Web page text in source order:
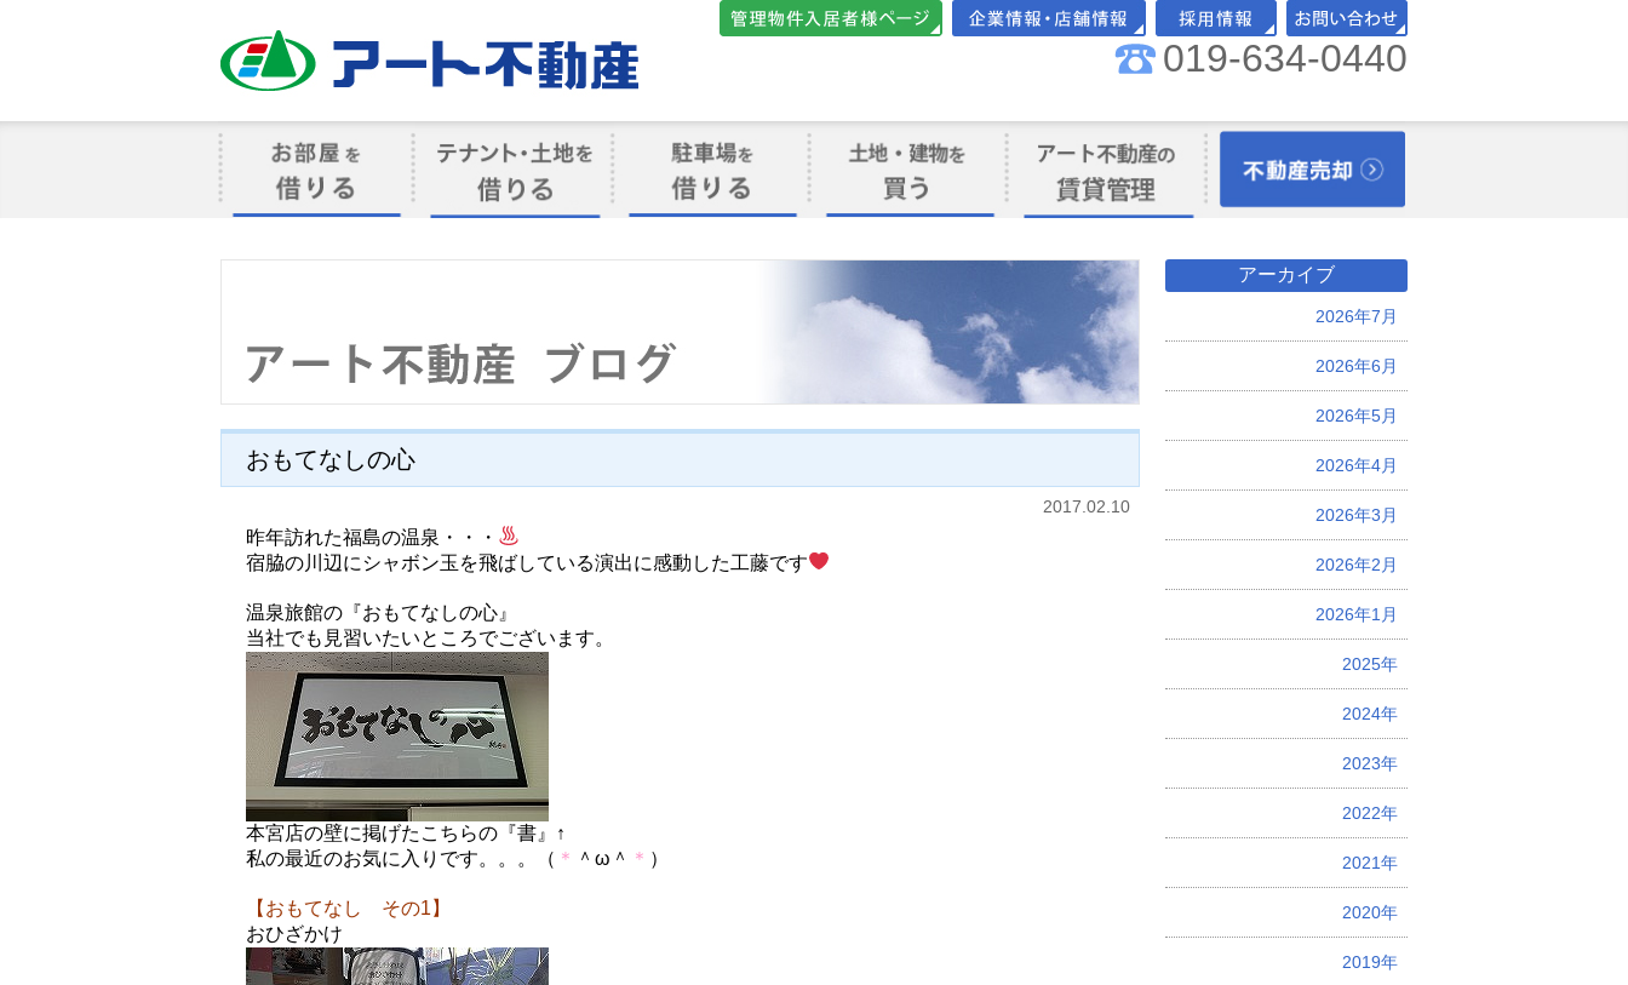
アート不動産
会社案内・店舗情報 採用情報 お問い合わせ
019-634-0440
け
おもてなしの心
2017.02.10
昨年訪れた福島の温泉・・・
宿脇の川辺にシャボン玉を飛ばしている演出に感動した工藤です
温泉旅館の『おもてなしの心』
当社でも見習いたいところでございます。
本宮店の壁に掲げたこちらの『書』↑
私の最近のお気に入りです。。。（ ＊ ＾ω＾ ＊ ）
【おもてなし その1】
おひざかけ
アーカイブ
2026年7月
2026年6月
2026年5月
2026年4月
2026年3月
2026年2月
2026年1月
2025年
2024年
2023年
2022年
2021年
2020年
2019年